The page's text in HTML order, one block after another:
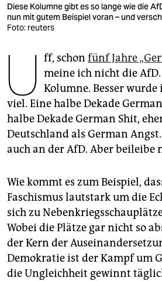
shop
fragen & hilfe
unterstützen
abo
genossenschaft
epaper login
Diese Kolumne gibt es so lange wie die
nun mit gutem Beispiel voran – und
Foto: reuters
U ff, schon fünf Jahre
meine ich nicht die
Kolumne. Besser
viel. Eine halbe Dekade
halbe Dekade German Shit,
Deutschland als German
auch an der AfD. Aber beileibe
Wie kommt es zum Beispiel,
Faschismus lautstark um die
sich zu
Wobei die Plätze gar nicht so
der Kern der
Demokratie ist der Kampf um
die Ungleichheit gewinnt